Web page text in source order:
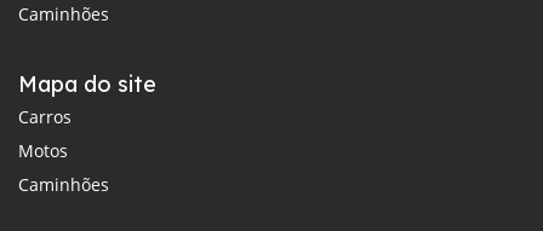
Caminhões
Mapa do site
Carros
Motos
Caminhões